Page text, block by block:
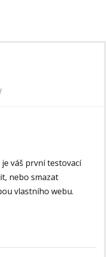
váš první testovací
nebo smazat
vlastního webu.